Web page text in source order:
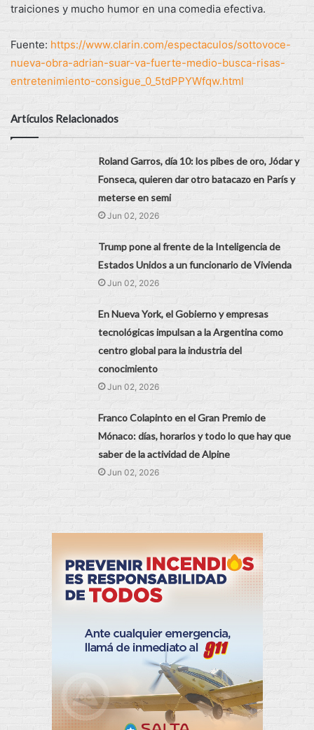
traiciones y mucho humor en una comedia efectiva.
Fuente: https://www.clarin.com/espectaculos/sottovoce-
nueva-obra-adrian-suar-va-fuerte-medio-busca-risas-
entretenimiento-consigue_0_5tdPPYWfqw.html
Artículos Relacionados
Roland Garros, día 10: los pibes de oro, Jódar y
Fonseca, quieren dar otro batacazo en París y
meterse en semi
Jun 02, 2026
Trump pone al frente de la Inteligencia de
Estados Unidos a un funcionario de Vivienda
Jun 02, 2026
En Nueva York, el Gobierno y empresas
tecnológicas impulsan a la Argentina como
centro global para la industria del
conocimiento
Jun 02, 2026
Franco Colapinto en el Gran Premio de
Mónaco: días, horarios y todo lo que hay que
saber de la actividad de Alpine
Jun 02, 2026